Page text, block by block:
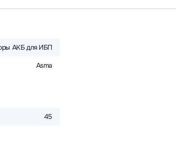
АКБ для ИБП
Asma
45